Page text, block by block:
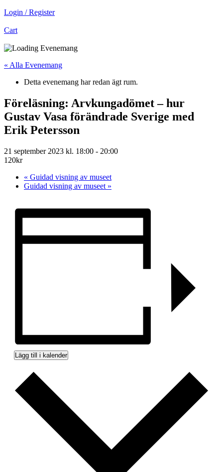
Login / Register
Cart
« Alla Evenemang
Detta evenemang har redan ägt rum.
Föreläsning: Arvkungadömet – hur
Gustav Vasa förändrade Sverige med
Erik Petersson
21 september 2023 kl. 18:00 - 20:00
120kr
« Guidad visning av museet
Guidad visning av museet »
Lägg till i kalender